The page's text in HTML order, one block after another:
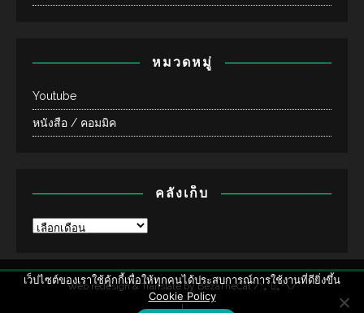
หมวดหมู่
Youtube
หนังสือ / คอมมิค
คลังเก็บ
Web redesign & Translate byBezaTheCat /ᐠ｡ ᳕｡ᐟ\/
|
เว็ปไซต์ของเราใช้คุ้กกี้เพื่อให้ทุกคนได้ประสบการณ์การใช้งานที่ดียิ่งขึ้น
Cookie Policy